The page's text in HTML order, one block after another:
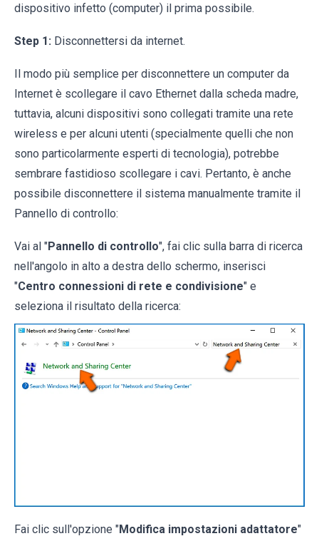
dispositivo infetto (computer) il prima possibile.
Step 1: Disconnettersi da internet.
Il modo più semplice per disconnettere un computer da
Internet è scollegare il cavo Ethernet dalla scheda madre,
tuttavia, alcuni dispositivi sono collegati tramite una rete
wireless e per alcuni utenti (specialmente quelli che non
sono particolarmente esperti di tecnologia), potrebbe
sembrare fastidioso scollegare i cavi. Pertanto, è anche
possibile disconnettere il sistema manualmente tramite il
Pannello di controllo:
Vai al "Pannello di controllo", fai clic sulla barra di ricerca
nell'angolo in alto a destra dello schermo, inserisci
"Centro connessioni di rete e condivisione" e
seleziona il risultato della ricerca:
Fai clic sull'opzione "Modifica impostazioni adattatore"